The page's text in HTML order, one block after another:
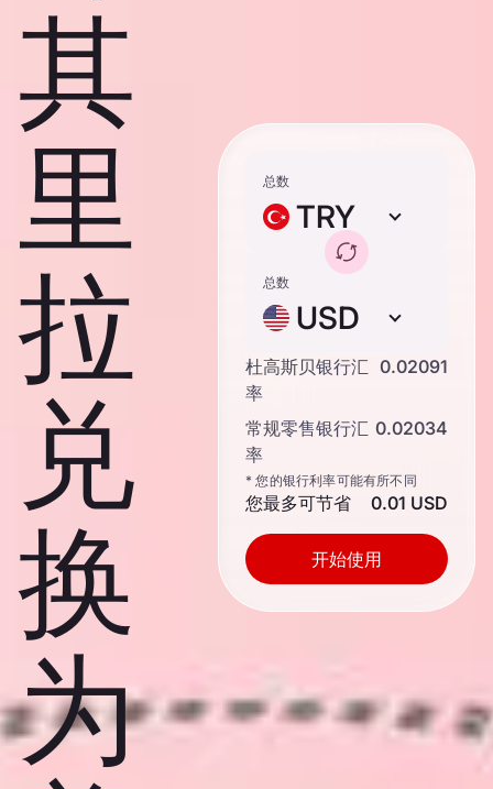
其
里
拉
兑
换
为
总数
TRY
总数
USD
杜高斯贝银行汇
率
0.02091
常规零售银行汇
率
0.02034
* 您的银行利率可能有所不同
您最多可节省 0.01 USD
开始使用